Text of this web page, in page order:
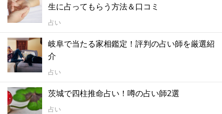
生に占ってもらう方法＆口コミ
占い
岐阜で当たる家相鑑定！評判の占い師を厳選紹
介
占い
茨城で四柱推命占い！噂の占い師2選
占い